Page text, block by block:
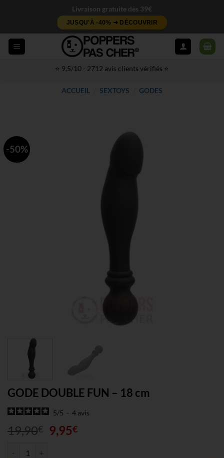
Livraison gratuite dès 39€
JUSQU'À -40% ➜ DÉCOUVRIR
⭐ 9,5/10 - 2712 avis clients vérifiés ⭐
ACCUEIL SEXTOYS GODES
-50%
GODE DOUBLE FUN – 18 cm
5/5 - 4 avis
19,90€
Le
9,95€Le